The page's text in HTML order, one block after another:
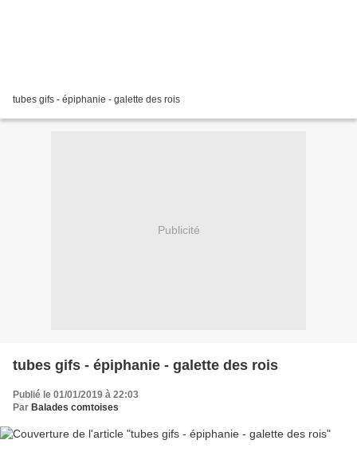
tubes gifs - épiphanie - galette des rois
Publicité
tubes gifs - épiphanie - galette des rois
Publié le 01/01/2019 à 22:03
Par Balades comtoises